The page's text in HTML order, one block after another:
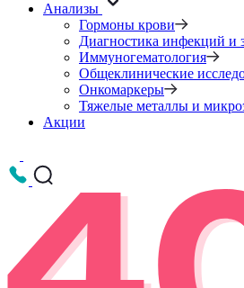
Анализы
Гормоны крови
Диагностика инфекций и
Иммуногематология
Общеклинические
Онкомаркеры
Тяжелые металлы и
Акции